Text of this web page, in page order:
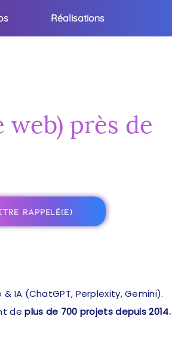
Réalisations
près de
RAPPELÉ(E)
IA (ChatGPT, Perplexity, Gemini).
de plus de 700 projets depuis 2014.